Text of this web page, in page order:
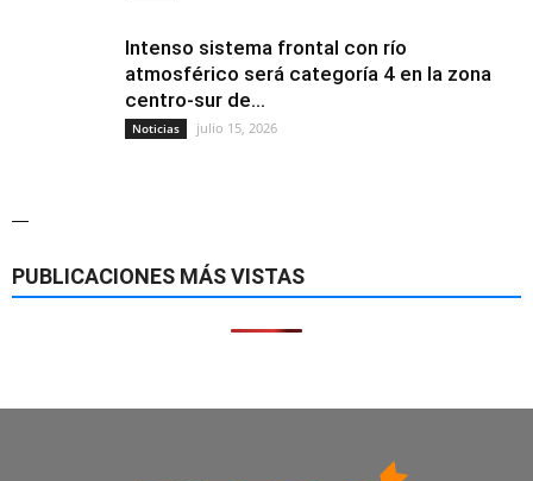
Intenso sistema frontal con río
atmosférico será categoría 4 en la zona
centro-sur de...
Noticias julio 15, 2026
—
PUBLICACIONES MÁS VISTAS